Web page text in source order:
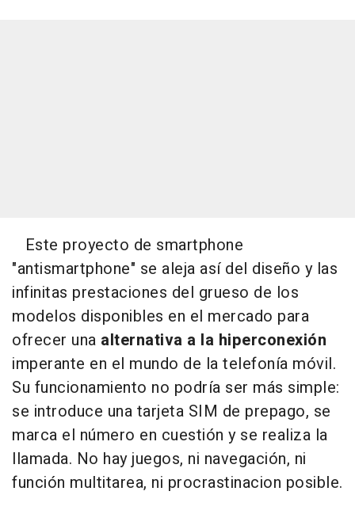
Este proyecto de smartphone
"antismartphone" se aleja así del diseño y las
infinitas prestaciones del grueso de los
modelos disponibles en el mercado para
ofrecer una alternativa a la hiperconexión
imperante en el mundo de la telefonía móvil.
Su funcionamiento no podría ser más simple:
se introduce una tarjeta SIM de prepago, se
marca el número en cuestión y se realiza la
llamada. No hay juegos, ni navegación, ni
función multitarea, ni procrastinacion posible.